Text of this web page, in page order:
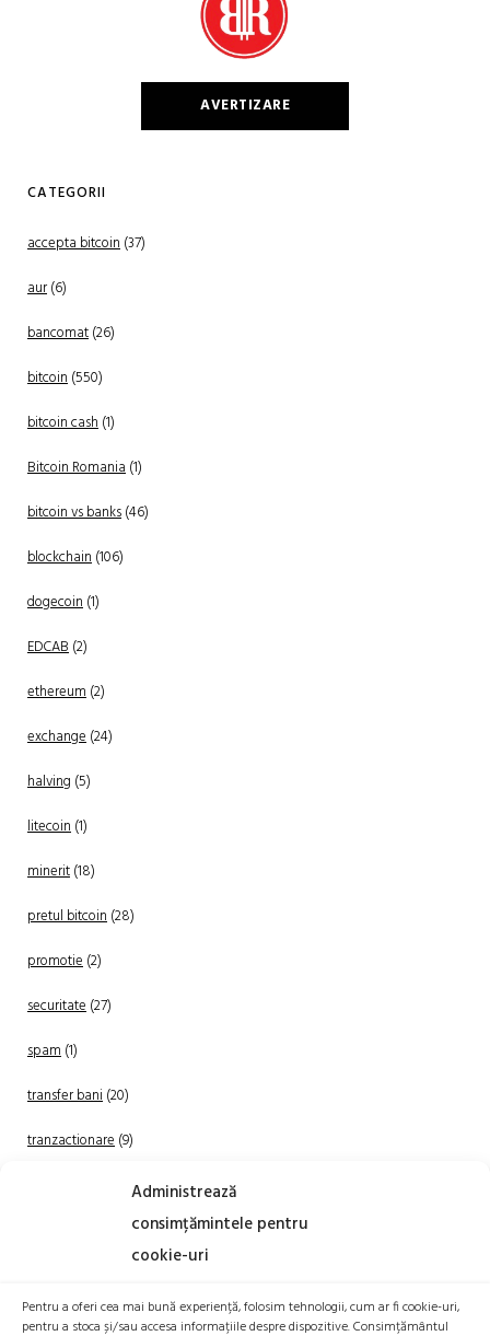
Administrează
consimțămintele pentru
cookie-uri
Pentru a oferi cea mai bună experiență, folosim tehnologii, cum ar fi cookie-uri,
pentru a stoca și/sau accesa informațiile despre dispozitive. Consimțământul
AVERTIZARE
CATEGORII
accepta bitcoin(37)
aur(6)
bancomat(26)
bitcoin(550)
bitcoin cash(1)
Bitcoin Romania(1)
bitcoin vs banks(46)
blockchain(106)
dogecoin(1)
EDCAB(2)
ethereum(2)
exchange(24)
halving (5)
litecoin(1)
minerit(18)
pretul bitcoin(28)
promotie(2)
securitate(27)
spam(1)
transfer bani(20)
tranzactionare(9)
(20)